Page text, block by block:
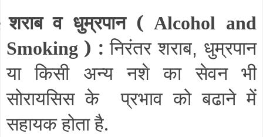
शराब व धुम्रपान ( Alcohol and
Smoking ) :निरंतर शराब, धुम्रपान
या किसी अन्य नशे का सेवन भी
सोरायसिस के
प्रभाव को बढाने में
सहायक होता है.